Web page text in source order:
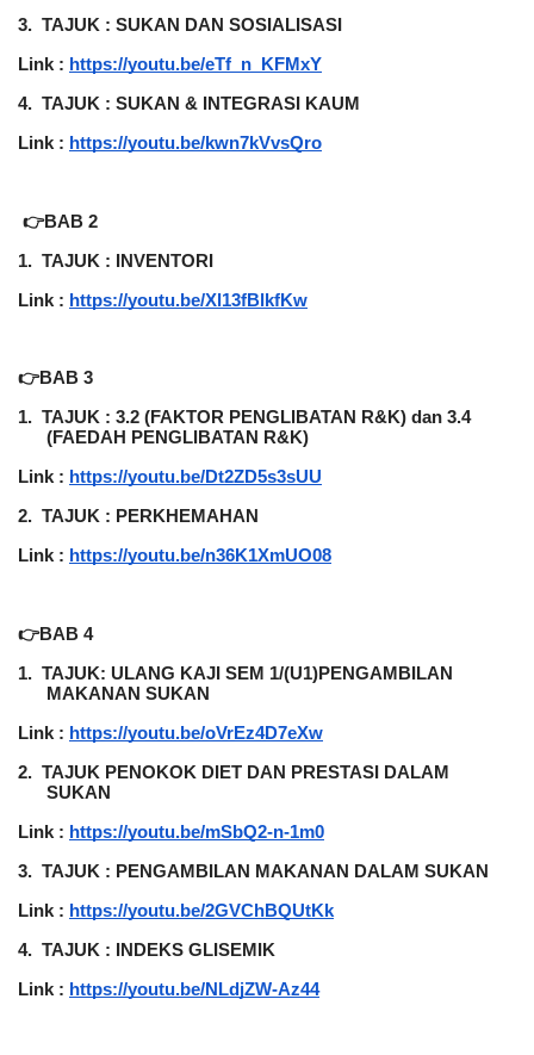
3. TAJUK : SUKAN DAN SOSIALISASI
Link : https://youtu.be/eTf_n_KFMxY
4. TAJUK : SUKAN & INTEGRASI KAUM
Link : https://youtu.be/kwn7kVvsQro
👉BAB 2
1. TAJUK : INVENTORI
Link : https://youtu.be/Xl13fBlkfKw
👉BAB 3
1. TAJUK : 3.2 (FAKTOR PENGLIBATAN R&K) dan 3.4
(FAEDAH PENGLIBATAN R&K)
Link : https://youtu.be/Dt2ZD5s3sUU
2. TAJUK : PERKHEMAHAN
Link : https://youtu.be/n36K1XmUO08
👉BAB 4
1. TAJUK: ULANG KAJI SEM 1/(U1)PENGAMBILAN
MAKANAN SUKAN
Link : https://youtu.be/oVrEz4D7eXw
2. TAJUK PENOKOK DIET DAN PRESTASI DALAM
SUKAN
Link : https://youtu.be/mSbQ2-n-1m0
3. TAJUK : PENGAMBILAN MAKANAN DALAM SUKAN
Link : https://youtu.be/2GVChBQUtKk
4. TAJUK : INDEKS GLISEMIK
Link : https://youtu.be/NLdjZW-Az44